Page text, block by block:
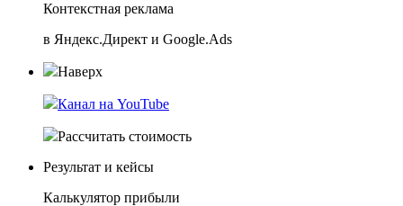
Контекстная реклама
в Яндекс.Директ и Google.Ads
Наверх
Канал на YouTube
Рассчитать стоимость
Результат и кейсы
Калькулятор прибыли